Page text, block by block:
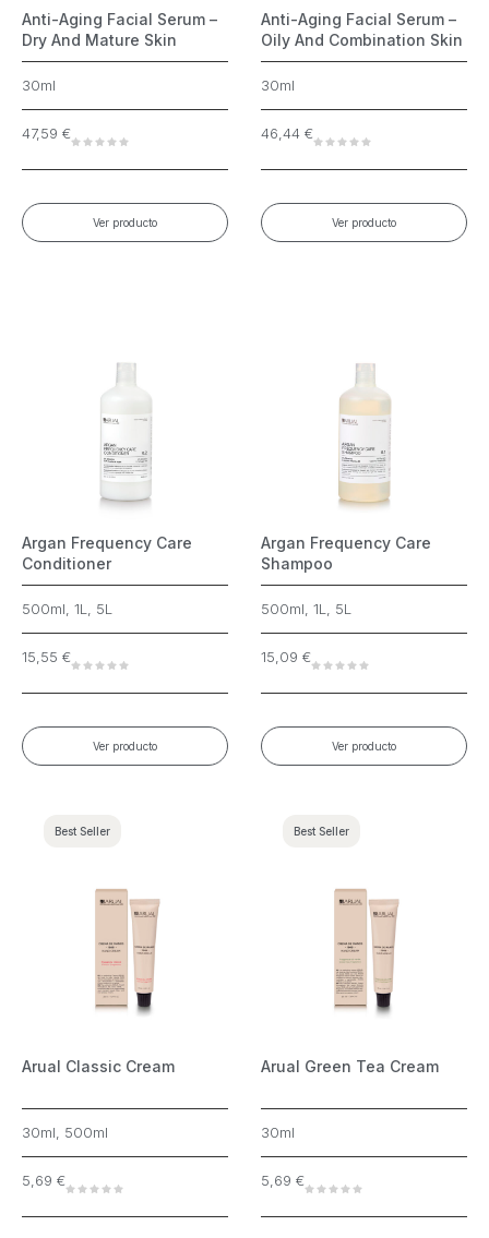
Anti-Aging Facial Serum –
Dry And Mature Skin
30ml
47,59 €
Ver producto
Anti-Aging Facial Serum –
Oily And Combination Skin
30ml
46,44 €
Ver producto
Argan Frequency Care
Conditioner
500ml, 1L, 5L
15,55 €
Ver producto
Argan Frequency Care
Shampoo
500ml, 1L, 5L
15,09 €
Ver producto
Best Seller
Arual Classic Cream
30ml, 500ml
5,69 €
Best Seller
Arual Green Tea Cream
30ml
5,69 €